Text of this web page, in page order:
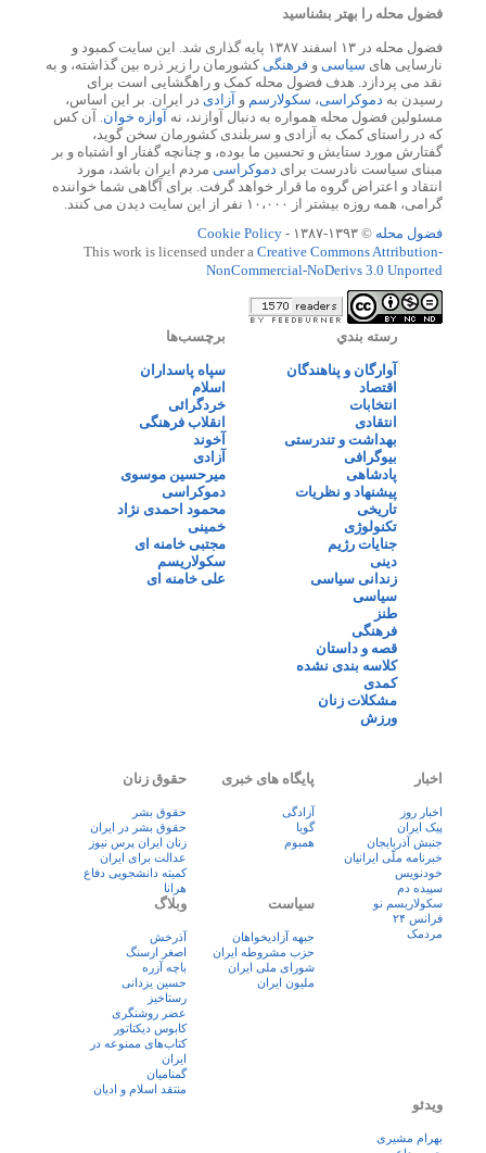
فضول محله را بهتر بشناسید
فضول محله در ۱۳ اسفند ۱۳۸۷ پایه گذاری شد. این سایت کمبود و
نارسایی های سیاسی و فرهنگیکشورمان را زیر ذره بین گذاشته، و به
نقد می پردازد. هدف فضول محله کمک و راهگشایی است برای
رسیدن به دموکراسی، سکولارسم و آزادی در ایران. بر این اساس،
مسئولین فضول محله همواره به دنبال آوازند، نه آوازه خوان. آن کس
که در راستای کمک به آزادی و سربلندی کشورمان سخن گوید،
گفتارش مورد ستایش و تحسین ما بوده، و چنانچه گفتار او اشتباه و بر
مبنای سیاست نادرست برای دموکراسی مردم ایران باشد، مورد
انتقاد و اعتراض گروه ما قرار خواهد گرفت. برای آگاهی شما خواننده
گرامی، همه روزه بیشتر از ۱۰،۰۰۰ نفر از این سایت دیدن می کنند.
فضول محله © ۱۳۹۳-۱۳۸۷ -
Cookie Policy
This work is licensed under a Creative Commons Attribution-
NonCommercial-NoDerivs 3.0 Unported
رسته بندي
آوارگان و پناهندگان
اقتصاد
انتخابات
انتقادی
بهداشت و تندرستی
بیوگرافی
پادشاهی
پیشنهاد و نظریات
تاریخی
تکنولوژی
جنایات رژیم
دینی
زندانی سیاسی
سیاسی
طنز
فرهنگی
قصه و داستان
کلاسه بندی نشده
کمدی
مشکلات زنان
ورزش
برچسب‌ها
سپاه پاسداران
اسلام
خردگرائی
انقلاب فرهنگی
آخوند
آزادی
میرحسین موسوی
دموکراسی
محمود احمدی نژاد
خمینی
مجتبی خامنه ای
سکولاریسم
علی خامنه ای
اخبار
اخبار روز
پيک ايران
جنبش آذربایجان
خبرنامه ملّی ایرانیان
خودنویس
سپیده دم
سکولاریسم نو
فرانس ۲۴
مردمک
پایگاه های خبری
آزادگی
گویا
همبوم
حقوق زنان
حقوق بشر
حقوق بشر در ایران
زنان ايران پرس نيوز
عدالت برای ایران
کمیته دانشجویی دفاع
هرانا
سیاست
جبهه آزادیخواهان
حزب مشروطه ایران
شورای ملی ایران
ملیون ایران
وبلاگ
آذرخش
اصغر ارسنگ
باچه آزره
حسین یزدانی
رستاخیز
عضر روشنگری
کابوس دیکتاتور
کتاب‌های ممنوعه در
ایران
گمنامیان
منتقد اسلام و ادیان
ویدئو
بهرام مشیری